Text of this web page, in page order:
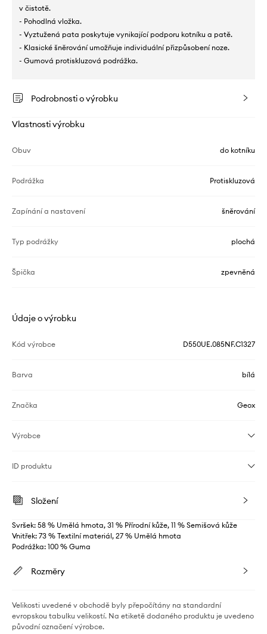
v čistotě.
- Pohodlná vložka.
- Vyztužená pata poskytuje vynikající podporu kotníku a patě.
- Klasické šněrování umožňuje individuální přizpůsobení noze.
- Gumová protiskluzová podrážka.
Podrobnosti o výrobku
Vlastnosti výrobku
Obuv do kotníku
Podrážka Protiskluzová
Zapínání a nastavení šněrování
Typ podrážky plochá
Špička zpevněná
Údaje o výrobku
Kód výrobce D550UE.085NF.C1327
Barva bílá
Značka Geox
Výrobce
ID produktu
Složení
Svršek: 58 % Umělá hmota, 31 % Přírodní kůže, 11 % Semišová kůže
Vnitřek: 73 % Textilní materiál, 27 % Umělá hmota
Podrážka: 100 % Guma
Rozměry
Velikosti uvedené v obchodě byly přepočítány na standardní
evropskou tabulku velikostí. Na etiketě dodaného produktu je uvedeno
původní označení výrobce.